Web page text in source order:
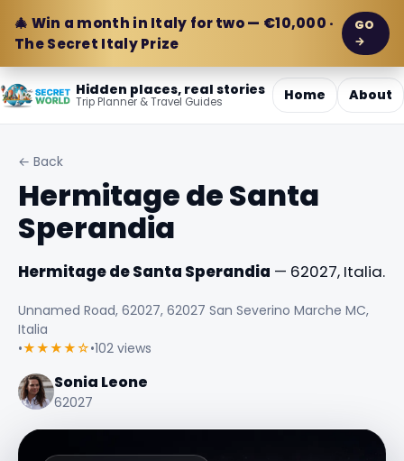
🎄 Win a month in Italy for two — €10,000 ·
The Secret Italy Prize
GO
→
Hidden places, real stories
Trip Planner & Travel Guides Home About
← Back
Hermitage de Santa
Sperandia
Hermitage de Santa Sperandia — 62027, Italia.
Unnamed Road, 62027, 62027 San Severino Marche MC,
Italia
•★★★★☆•102 views
Sonia Leone
62027